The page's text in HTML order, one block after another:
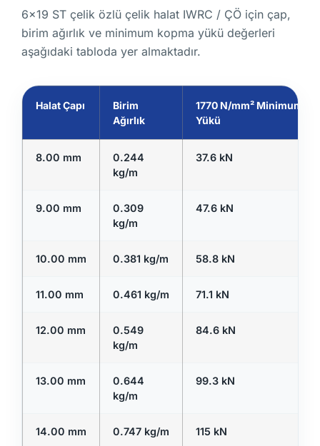
6x19 ST çelik özlü çelik halat IWRC / ÇÖ için çap,
birim ağırlık ve minimum kopma yükü değerleri
aşağıdaki tabloda yer almaktadır.
Halat Çapı
Birim
Ağırlık
1770 N/mm² Minimum
Yükü
8.00 mm
0.244
kg/m
37.6 kN
9.00 mm
0.309
kg/m
47.6 kN
10.00 mm 0.381 kg/m 58.8 kN
11.00 mm 0.461 kg/m 71.1 kN
12.00 mm
0.549
kg/m
84.6 kN
13.00 mm
0.644
kg/m
99.3 kN
14.00 mm 0.747 kg/m 115 kN